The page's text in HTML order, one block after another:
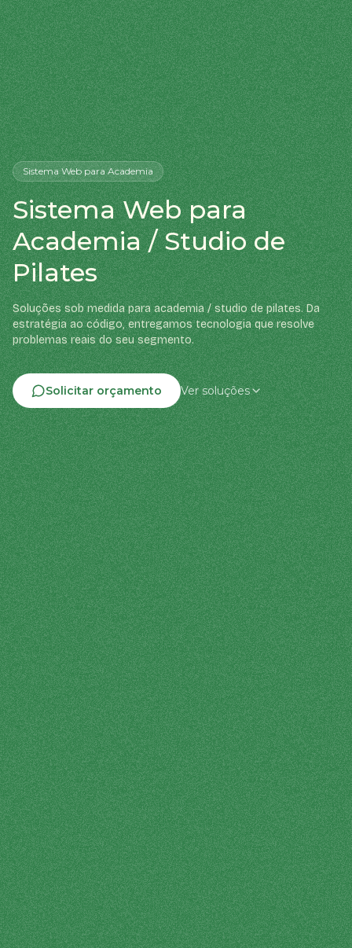
Sistema Webpara Academia
Sistema Web para
Academia / Studio de
Pilates
Soluções sob medida para academia / studio de pilates. Da
estratégia ao código, entregamos tecnologia que resolve
problemas reais do seu segmento.
Solicitar orçamento Ver soluções